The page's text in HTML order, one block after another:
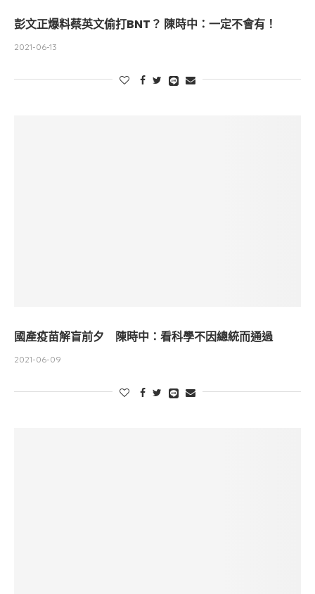
彭文正爆料蔡英文偷打BNT？ 陳時中：一定不會有！
2021-06-13
國產疫苗解盲前夕 陳時中：看科學不因總統而通過
2021-06-09